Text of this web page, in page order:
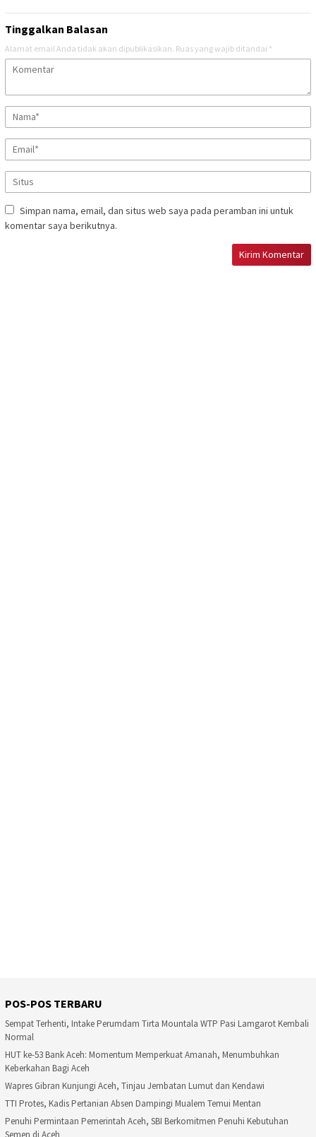
Tinggalkan Balasan
Alamat email Anda tidak akan dipublikasikan. Ruas yang wajib ditandai *
Simpan nama, email, dan situs web saya pada peramban ini untuk
komentar saya berikutnya.
POS-POS TERBARU
Sempat Terhenti, Intake Perumdam Tirta Mountala WTP Pasi Lamgarot Kembali
Normal
HUT ke-53 Bank Aceh: Momentum Memperkuat Amanah, Menumbuhkan
Keberkahan Bagi Aceh
Wapres Gibran Kunjungi Aceh, Tinjau Jembatan Lumut dan Kendawi
TTI Protes, Kadis Pertanian Absen Dampingi Mualem Temui Mentan
Penuhi Permintaan Pemerintah Aceh, SBI Berkomitmen Penuhi Kebutuhan
Semen di Aceh